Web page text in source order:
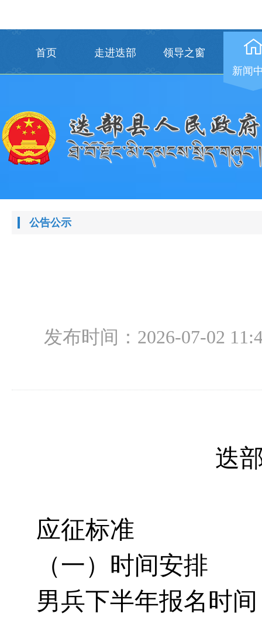
首页 走进迭部
领导之窗
新闻
公告公示
发布时间：2026-07-02
迭
应征标准
（一）时间安排
男兵下半年报名时间